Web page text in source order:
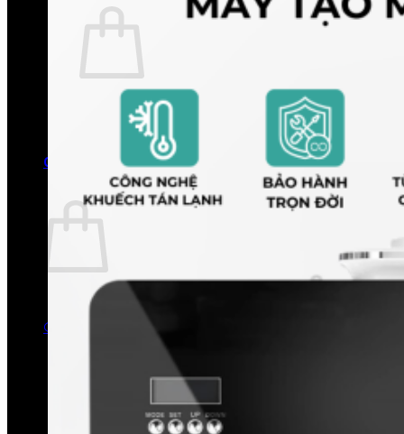
Chưa có sản phẩm trong giỏ hàng.
Quay trở lại cửa hàng
0
Giỏ hàng
Chưa có sản phẩm trong giỏ hàng.
Quay trở lại cửa hàng